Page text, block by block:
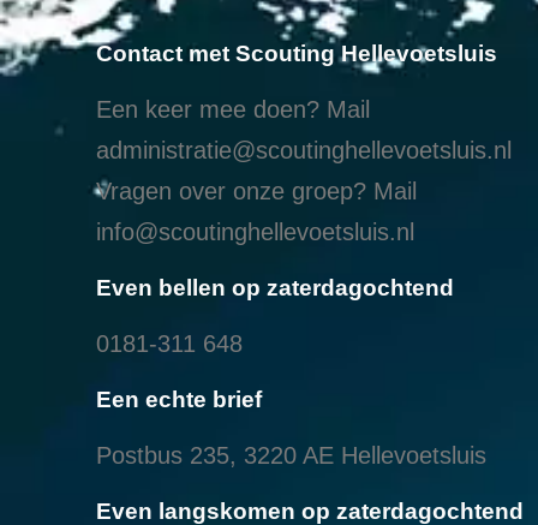
Contact met Scouting Hellevoetsluis
Een keer mee doen? Mail
administratie@scoutinghellevoetsluis.nl
Vragen over onze groep? Mail
info@scoutinghellevoetsluis.nl
Even bellen op zaterdagochtend
0181-311 648
Een echte brief
Postbus 235, 3220 AE Hellevoetsluis
Even langskomen op zaterdagochtend